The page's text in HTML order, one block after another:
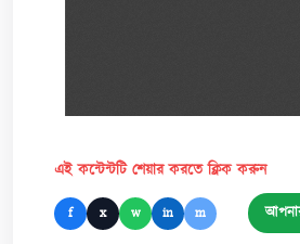
এই কন্টেন্টটি শেয়ার করতে ক্লিক করুন
f x w in m